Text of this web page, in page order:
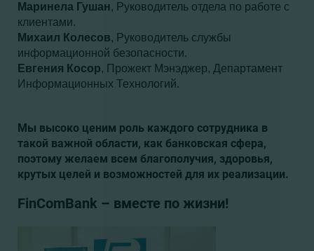
Маринела Гушан, Руководитель отдела по работе с
клиентами.
Михаил Колесов, Руководитель службы
информационной безопасности.
Евгения Косор, Прожект Мэнэджер, Департамент
Информационных Технологий.
Мы высоко ценим роль каждого сотрудника в
такой важной области, как банковская сфера,
поэтому желаем всем благополучия, здоровья,
крутых целей и возможностей для их реализации.
FinComBank – вместе по жизни!